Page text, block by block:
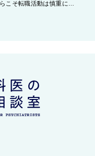
だからこそ転職活動は慎重に行うべきです。